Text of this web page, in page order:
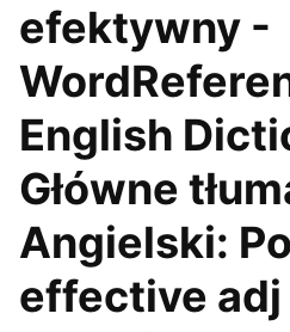
efektywny -
English
Główne
Angielski:
effective